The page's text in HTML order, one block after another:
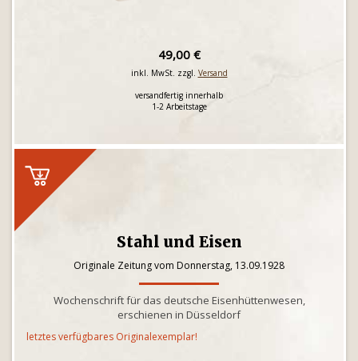
49,00 €
inkl. MwSt. zzgl. Versand
versandfertig innerhalb
1-2 Arbeitstage
Stahl und Eisen
Originale Zeitung vom Donnerstag, 13.09.1928
Wochenschrift für das deutsche Eisenhüttenwesen,
erschienen in Düsseldorf
letztes verfügbares Originalexemplar!